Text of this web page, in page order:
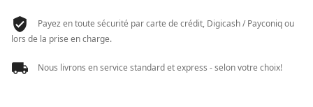
250ML
Payez en toute sécurité par carte de crédit, Digicash / Payconiq ou
lors de la prise en charge.
Nous livrons en service standard et express - selon votre choix!